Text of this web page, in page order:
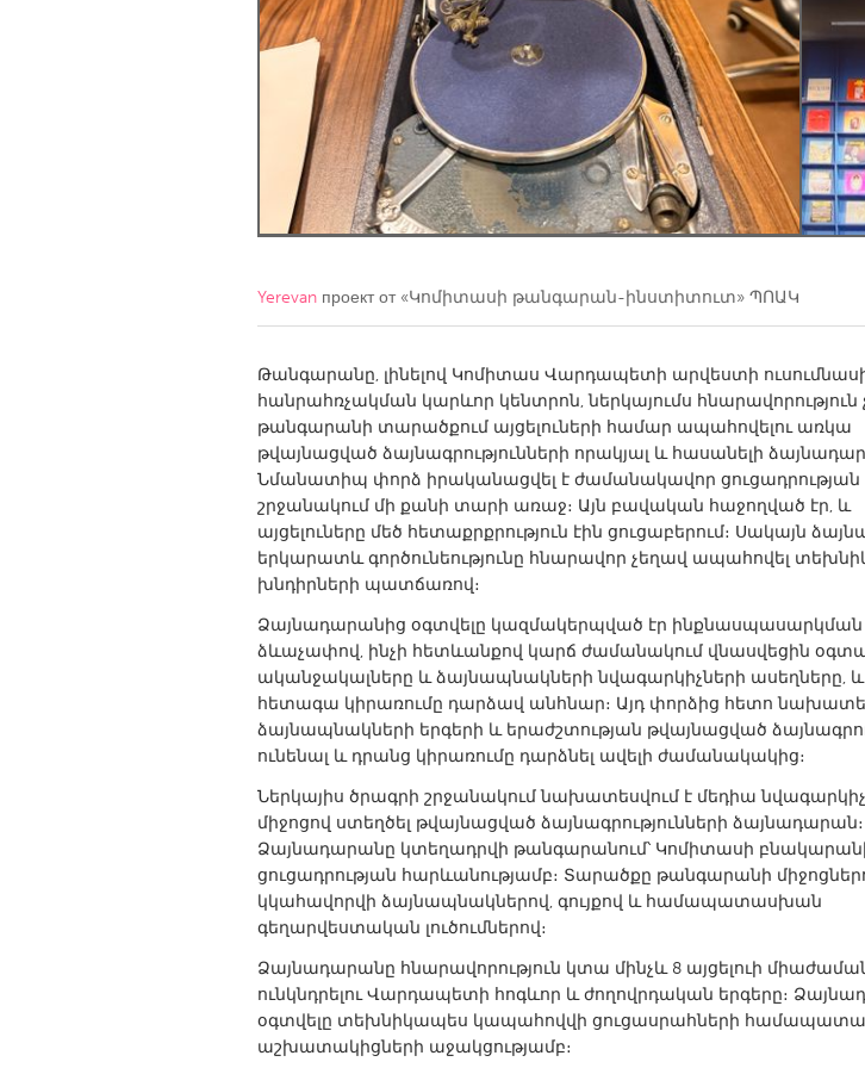
Amherstburg
Kingston Kitchener-Waterloo
Ottawa
South Shore Toronto
MALAYSIA
Kuala Lumpur
NETHERLANDS
QATAR
Qatar
SINGAPORE
Singapore
UNITED KINGDOM
Glasgow
UNITED STATES
Ann Arbor, MI
Austin, TX Baltimore, MD
Cass Clay
Chicago, IL Cleveland, OH
Gainesville, FL
Georgetown, MA Gloucester, MA
Key West, FL
Los Angeles, CA Miami, FL
Newburyport, MA
North Minneapolis, MN Oahu, HI
Philadelphia, PA
Pittsburgh, PA Portland, OR
Rockport, MA
San Antonio, TX
Seattle, WA
South Bend, IN St. Paul, MN
Westminster, MD
Yerevan проект от «Կոմիտասի թանգարան-ինստիտուտ» ՊՈԱԿ
Թանգարանը, լինելով Կոմիտաս Վարդապետի արվեստի
հանրահռչակման կարևոր կենտրոն, ներկայումս հնարավորություն
թանգարանի տարածքում այցելուների համար ապահովելու առկա
թվայնացված ձայնագրությունների որակյալ և հասանելի
Նմանատիպ փորձ իրականացվել է ժամանակավոր ցուցադրության
շրջանակում մի քանի տարի առաջ։ Այն բավական հաջողված էր, և
այցելուները մեծ հետաքրքրություն էին ցուցաբերում։ Սակայն
երկարատև գործունեությունը հնարավոր չեղավ ապահովել
խնդիրների պատճառով։
Ձայնադարանից օգտվելը կազմակերպված էր ինքնասպասարկման
ձևաչափով, ինչի հետևանքով կարճ ժամանակում վնասվեցին
ականջակալները և ձայնապնակների նվագարկիչների ասեղները,
հետագա կիրառումը դարձավ անհնար։ Այդ փորձից հետո
ձայնապնակների երգերի և երաժշտության թվայնացված
ունենալ և դրանց կիրառումը դարձնել ավելի ժամանակակից։
Ներկայիս ծրագրի շրջանակում նախատեսվում է մեդիա
միջոցով ստեղծել թվայնացված ձայնագրությունների ձայնադարան։
Ձայնադարանը կտեղադրվի թանգարանում՝ Կոմիտասի
ցուցադրության հարևանությամբ։ Տարածքը թանգարանի
կկահավորվի ձայնապնակներով, գույքով և համապատասխան
գեղարվեստական լուծումներով։
Ձայնադարանը հնարավորություն կտա մինչև 8 այցելուի
ունկնդրելու Վարդապետի հոգևոր և ժողովրդական երգերը։
օգտվելը տեխնիկապես կապահովվի ցուցասրահների
աշխատակիցների աջակցությամբ։